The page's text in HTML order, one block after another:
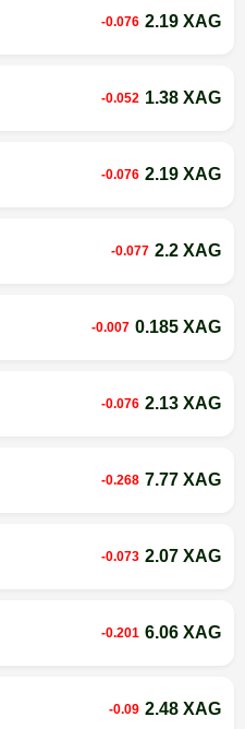
-0.076 2.19 XAG
-0.052 1.38 XAG
-0.076 2.19 XAG
-0.077 2.2 XAG
-0.007 0.185 XAG
-0.076 2.13 XAG
-0.268 7.77 XAG
-0.073 2.07 XAG
-0.201 6.06 XAG
-0.09 2.48 XAG